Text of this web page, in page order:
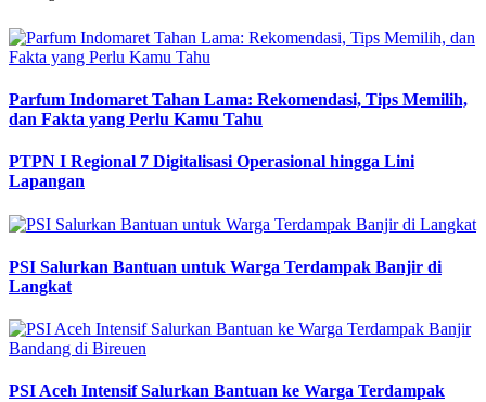
Parfum Indomaret Tahan Lama: Rekomendasi, Tips Memilih,
dan Fakta yang Perlu Kamu Tahu
PTPN I Regional 7 Digitalisasi Operasional hingga Lini
Lapangan
PSI Salurkan Bantuan untuk Warga Terdampak Banjir di
Langkat
PSI Aceh Intensif Salurkan Bantuan ke Warga Terdampak